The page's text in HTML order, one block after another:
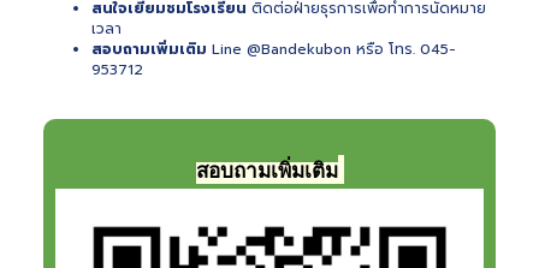
สนใจเยี่ยมชมโรงเรียน ติดต่อฝ่ายธุรการเพื่อทำการนัดหมาย
เวลา
สอบถามเพิ่มเติม Line @Bandekubon หรือ โทร. 045-
953712
สอบถามเพิ่มเติม